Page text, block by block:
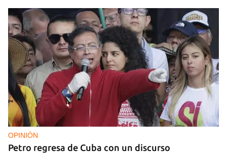
OPINIÓN
Petro regresa de Cuba con un discurso